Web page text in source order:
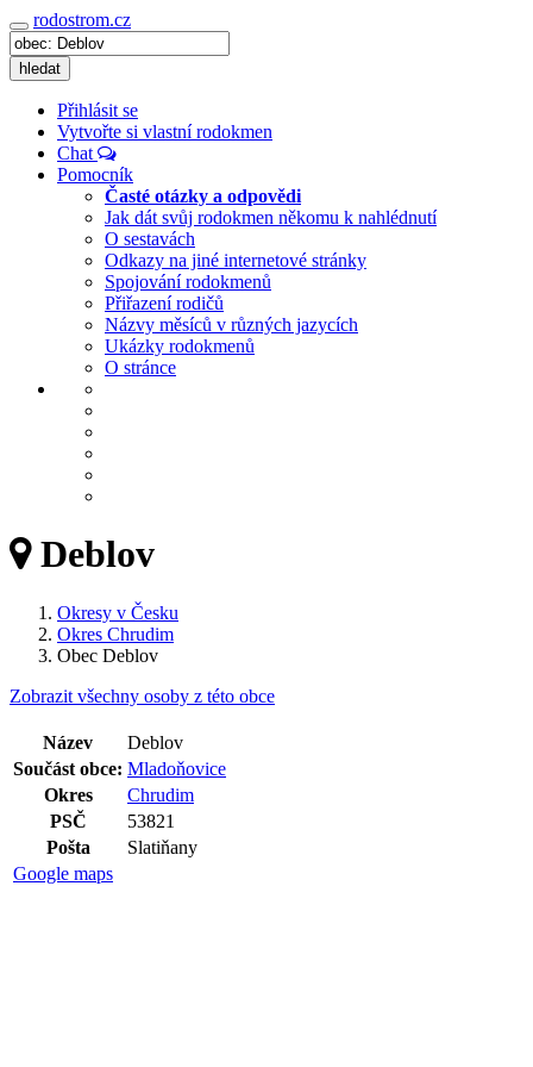
Navigace
rodostrom.cz
hledat
Přihlásit se
Vytvořte si vlastní rodokmen
Chat
Pomocník
Časté otázky a odpovědi
Jak dát svůj rodokmen někomu k nahlédnutí
O sestavách
Odkazy na jiné internetové stránky
Spojování rodokmenů
Přiřazení rodičů
Názvy měsíců v různých jazycích
Ukázky rodokmenů
O stránce
Deblov
Okresy v Česku
Okres Chrudim
Obec Deblov
Zobrazit všechny osoby z této obce
Název
Deblov
Součást obce: Mladoňovice
Okres
Chrudim
PSČ
53821
Pošta
Slatiňany
Google maps